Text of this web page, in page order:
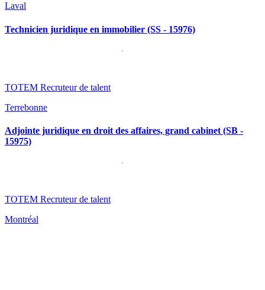
Laval
Technicien juridique en immobilier (SS - 15976)
TOTEM Recruteur de talent
Terrebonne
Adjointe juridique en droit des affaires, grand cabinet (SB -
15975)
TOTEM Recruteur de talent
Montréal